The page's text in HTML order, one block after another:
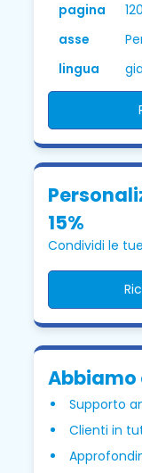
pagina
asse
lingua
15%
Condividi le
Supporto
Clienti in